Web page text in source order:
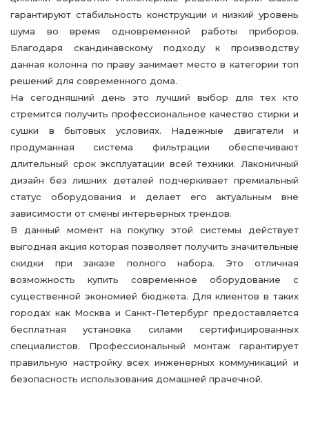
гарантируют стабильность конструкции и низкий уровень
шума во время одновременной работы приборов.
Благодаря скандинавскому подходу к производству
данная колонна по праву занимает место в категории топ
решений для современного дома.
На сегодняшний день это лучший выбор для тех кто
стремится получить профессиональное качество стирки и
сушки в бытовых условиях. Надежные двигатели и
продуманная система фильтрации обеспечивают
длительный срок эксплуатации всей техники. Лаконичный
дизайн без лишних деталей подчеркивает премиальный
статус оборудования и делает его актуальным вне
зависимости от смены интерьерных трендов.
В данный момент на покупку этой системы действует
выгодная акция которая позволяет получить значительные
скидки при заказе полного набора. Это отличная
возможность купить современное оборудование с
существенной экономией бюджета. Для клиентов в таких
городах как Москва и Санкт-Петербург предоставляется
бесплатная установка силами сертифицированных
специалистов. Профессиональный монтаж гарантирует
правильную настройку всех инженерных коммуникаций и
безопасность использования домашней прачечной.